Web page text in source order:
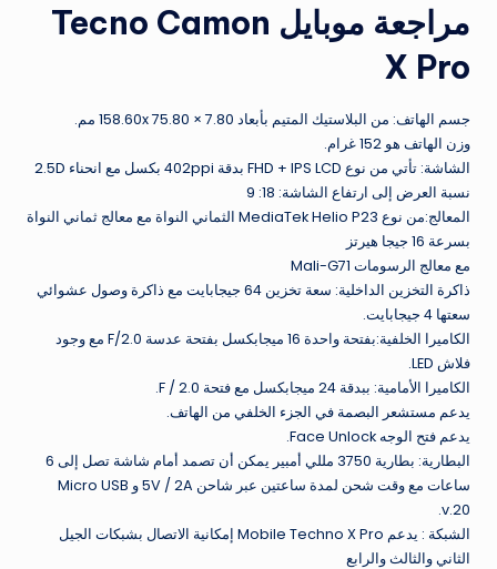
مراجعة موبايل Tecno Camon
X Pro
جسم الهاتف: من البلاستيك المتيم بأبعاد 158.60x 75.80 × 7.80 مم.
وزن الهاتف هو 152 غرام.
الشاشة: تأتي من نوع FHD + IPS LCD بدقة 402ppi بكسل مع انحناء 2.5D
نسبة العرض إلى ارتفاع الشاشة: 18: 9
المعالج:من نوع MediaTek Helio P23 الثماني النواة مع معالج ثماني النواة
بسرعة 16 جيجا هيرتز
مع معالج الرسومات Mali-G71
ذاكرة التخزين الداخلية: سعة تخزين 64 جيجابايت مع ذاكرة وصول عشوائي
سعتها 4 جيجابايت.
الكاميرا الخلفية:بفتحة واحدة 16 ميجابكسل بفتحة عدسة 2.0/F مع وجود
فلاش LED.
الكاميرا الأمامية: ببدقة 24 ميجابكسل مع فتحة F / 2.0.
يدعم مستشعر البصمة في الجزء الخلفي من الهاتف.
يدعم فتح الوجه Face Unlock.
البطارية: بطارية 3750 مللي أمبير يمكن أن تصمد أمام شاشة تصل إلى 6
ساعات مع وقت شحن لمدة ساعتين عبر شاحن 5V / 2A و Micro USB
v.20.
الشبكة : يدعم Mobile Techno X Pro إمكانية الاتصال بشبكات الجيل
الثاني والثالث والرابع